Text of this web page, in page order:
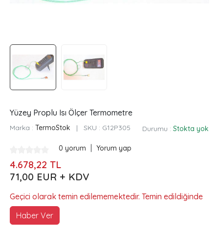
Yüzey Proplu Isı Ölçer Termometre
Marka : TermoStok | SKU : G12P305 Durumu : Stokta yok
0 yorum Yorum yap
71,00 EUR + KDV
4.678,22 TL
Geçici olarak temin edilememektedir. Temin edildiğinde
Haber Ver